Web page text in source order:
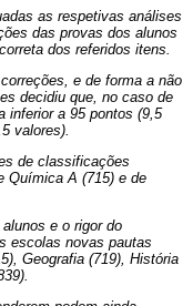
as respetivas análises
das provas dos alunos
dos referidos itens.
e de forma a não
decidiu que, no caso de
inferior a 95 pontos (9,5
valores).
de classificações
Química A (715) e de
e o rigor do
escolas novas pautas
Geografia (719), História